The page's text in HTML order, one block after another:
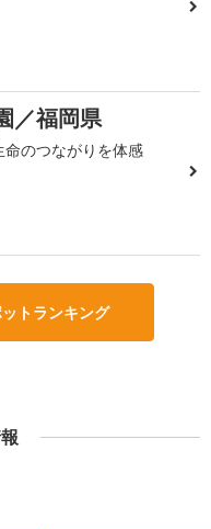
／福岡県
のつながりを体感
トランキング